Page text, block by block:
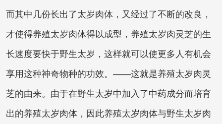
而其中几份长出了太岁肉体，又经过了不断的改良，
才使得养殖太岁肉体得以成型， 养殖太岁肉灵芝的生
长速度要快于野生太岁，这样就可以使更多人有机会
享用这种神奇物种的功效。——这就是养殖太岁肉灵
芝的由来。由于在野生太岁中加入了中药成分而培育
出的养殖太岁肉体，因此养殖太岁肉体与野生太岁肉